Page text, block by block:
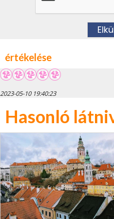
értékelése
2023-05-10 19:40:23
Hasonló